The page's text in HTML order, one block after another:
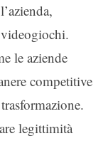
le aziende
competitive
legittimità